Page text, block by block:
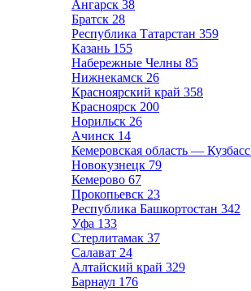
Ангарск 38
Братск 28
Республика Татарстан 359
Казань 155
Набережные Челны 85
Нижнекамск 26
Красноярский край 358
Красноярск 200
Норильск 26
Ачинск 14
Кемеровская область — Кузбасс
Новокузнецк 79
Кемерово 67
Прокопьевск 23
Республика Башкортостан 342
Уфа 133
Стерлитамак 37
Салават 24
Алтайский край 329
Барнаул 176